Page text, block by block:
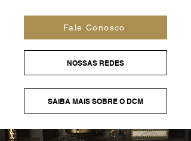
Fale Conosco
NOSSAS REDES
SAIBA MAIS SOBRE O DCM